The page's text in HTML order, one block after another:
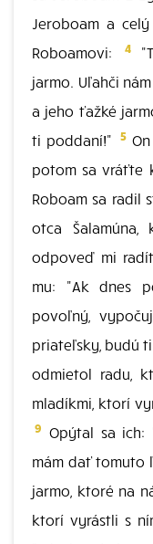
Jeroboam a
Roboamovi:
4
jarmo. Uľahči
a jeho ťažké
ti poddaní!"
5
potom sa vráťte
Roboam sa radil
otca
odpoveď mi
mu: "Ak dnes
povoľný,
priateľsky, budú
odmietol radu,
mladíkmi, ktorí
9 Opýtal sa
mám dať tomuto
jarmo, ktoré na
ktorí vyrástli s